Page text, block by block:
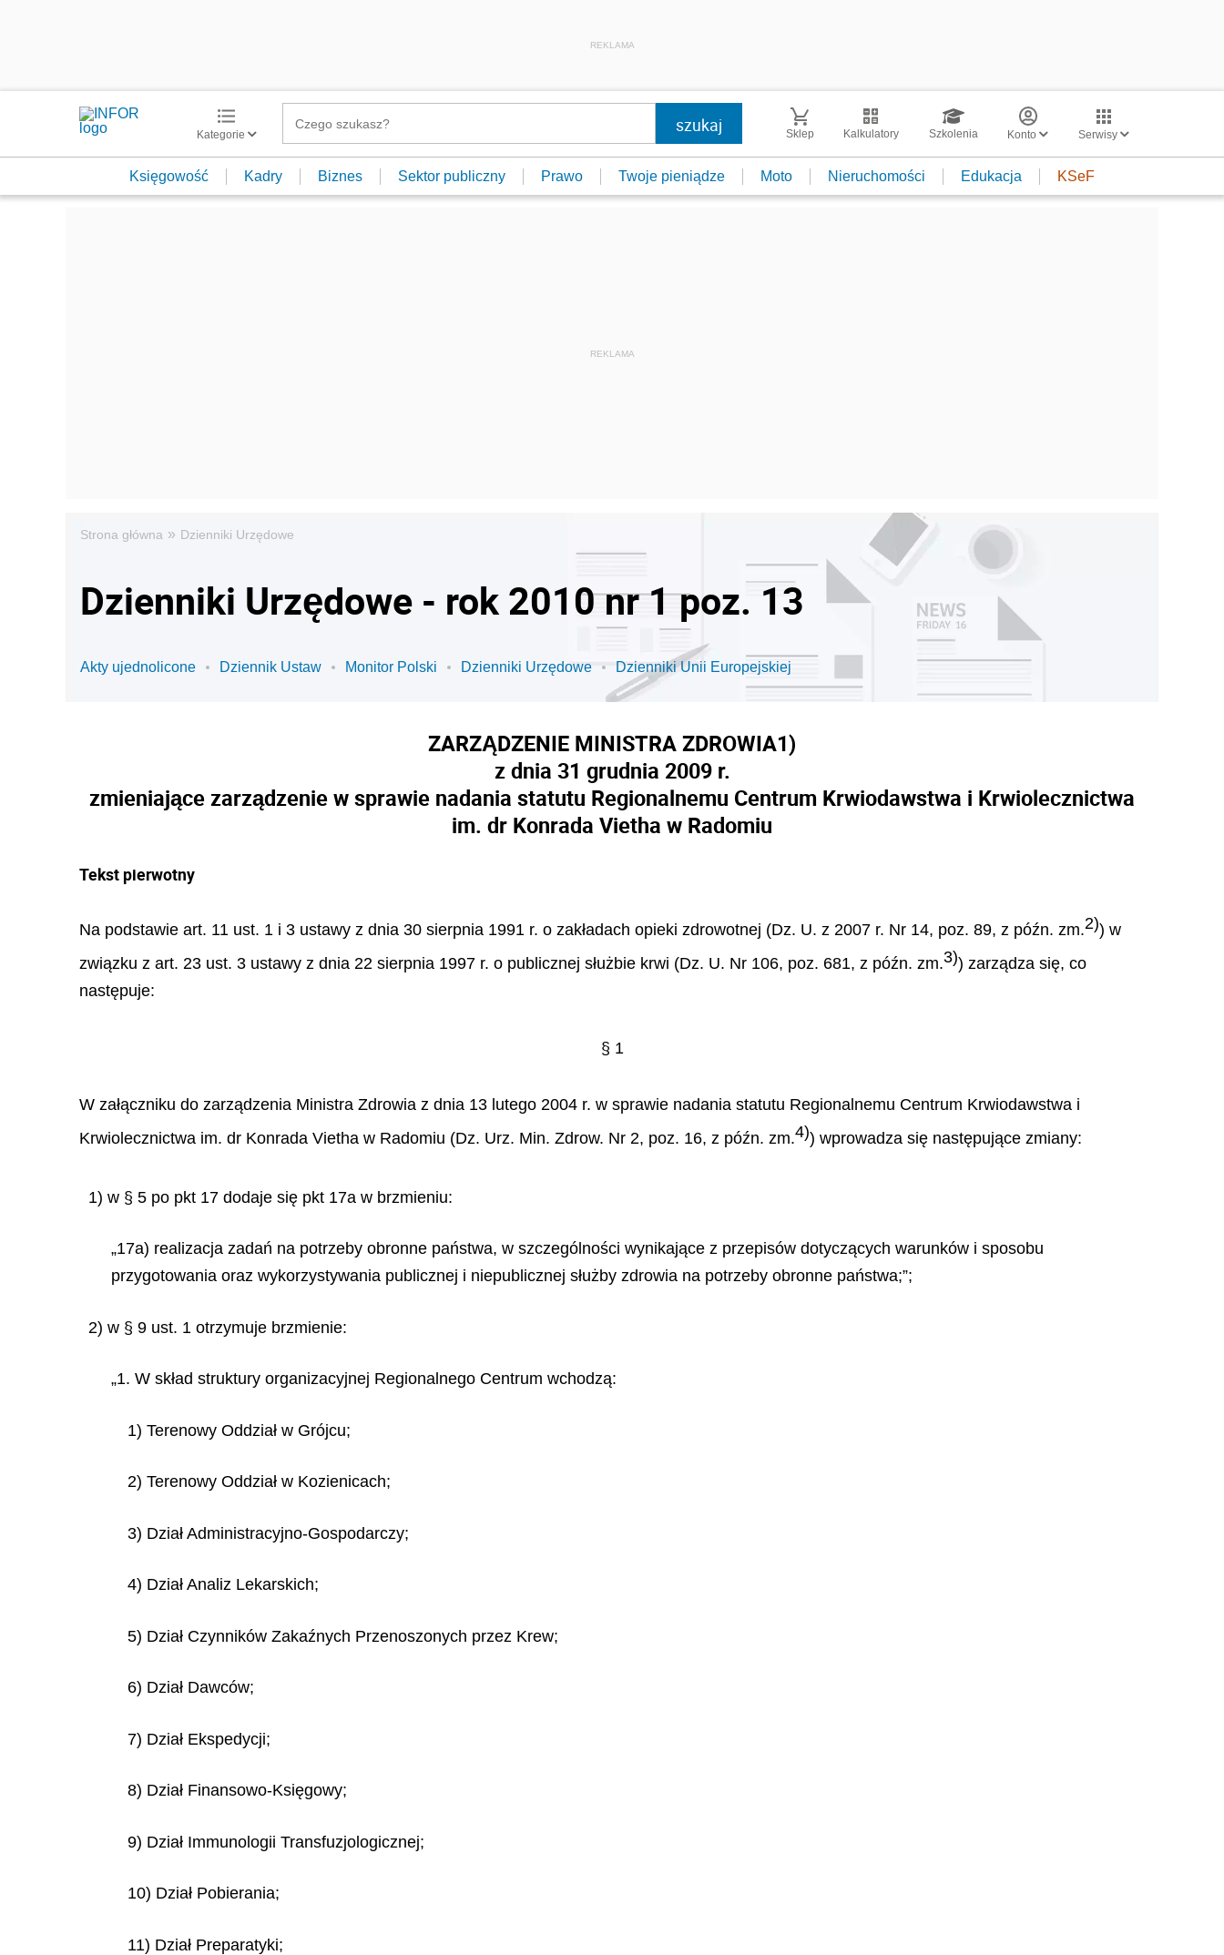
REKLAMA
Kategorie Sklep Kalkulatory Szkolenia Konto Serwisy
Księgowość Kadry Biznes Sektor publiczny Prawo Twoje pieniądze Moto Nieruchomości Edukacja KSeF
Strona główna » Dzienniki Urzędowe
Dzienniki Urzędowe - rok 2010 nr 1 poz. 13
Akty ujednolicone Dziennik Ustaw Monitor Polski Dzienniki Urzędowe Dzienniki Unii Europejskiej
ZARZĄDZENIE MINISTRA ZDROWIA1)
z dnia 31 grudnia 2009 r.
zmieniające zarządzenie w sprawie nadania statutu Regionalnemu Centrum Krwiodawstwa i Krwiolecznictwa
im. dr Konrada Vietha w Radomiu
Tekst pierwotny
Na podstawie art. 11 ust. 1 i 3 ustawy z dnia 30 sierpnia 1991 r. o zakładach opieki zdrowotnej (Dz. U. z 2007 r. Nr 14, poz. 89, z późn. zm.2)) w
związku z art. 23 ust. 3 ustawy z dnia 22 sierpnia 1997 r. o publicznej służbie krwi (Dz. U. Nr 106, poz. 681, z późn. zm.3)) zarządza się, co
następuje:
§ 1
W załączniku do zarządzenia Ministra Zdrowia z dnia 13 lutego 2004 r. w sprawie nadania statutu Regionalnemu Centrum Krwiodawstwa i
Krwiolecznictwa im. dr Konrada Vietha w Radomiu (Dz. Urz. Min. Zdrow. Nr 2, poz. 16, z późn. zm.4)) wprowadza się następujące zmiany:
1) w § 5 po pkt 17 dodaje się pkt 17a w brzmieniu:
„17a) realizacja zadań na potrzeby obronne państwa, w szczególności wynikające z przepisów dotyczących warunków i sposobu
przygotowania oraz wykorzystywania publicznej i niepublicznej służby zdrowia na potrzeby obronne państwa;”;
2) w § 9 ust. 1 otrzymuje brzmienie:
„1. W skład struktury organizacyjnej Regionalnego Centrum wchodzą:
1) Terenowy Oddział w Grójcu;
2) Terenowy Oddział w Kozienicach;
3) Dział Administracyjno-Gospodarczy;
4) Dział Analiz Lekarskich;
5) Dział Czynników Zakaźnych Przenoszonych przez Krew;
6) Dział Dawców;
7) Dział Ekspedycji;
8) Dział Finansowo-Księgowy;
9) Dział Immunologii Transfuzjologicznej;
10) Dział Pobierania;
11) Dział Preparatyki;